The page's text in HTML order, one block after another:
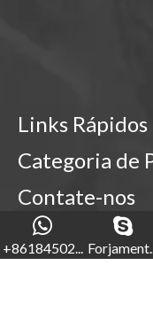
+86184502...
Links Rápidos
Categoria de
Contate-nos
+86-18450210854